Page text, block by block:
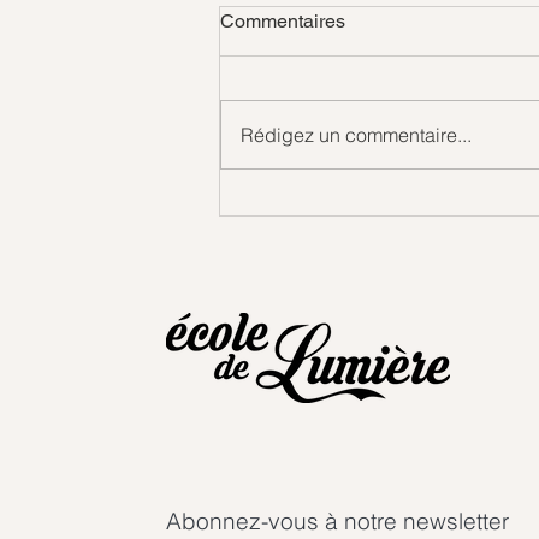
Commentaires
Rédigez un commentaire...
Abonnez-vous à notre newsletter